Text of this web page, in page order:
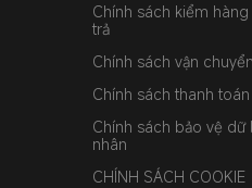
Chính sách kiểm hàng
trả
Chính sách vận chuyển
Chính sách thanh toán
Chính sách bảo vệ dữ
nhân
CHÍNH SÁCH COOKIE